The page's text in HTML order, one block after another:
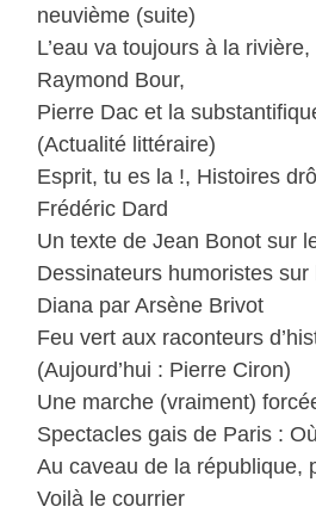
neuvième (suite)
L’eau va toujours à la
Raymond Bour,
Pierre Dac et la
(Actualité littéraire)
Esprit, tu es la !, Histoires
Frédéric Dard
Un texte de Jean Bonot sur
Dessinateurs humoristes sur
Diana par Arsène Brivot
Feu vert aux raconteurs
(Aujourd’hui : Pierre Ciron)
Une marche (vraiment)
Spectacles gais de Paris :
Au caveau de la république,
Voilà le courrier